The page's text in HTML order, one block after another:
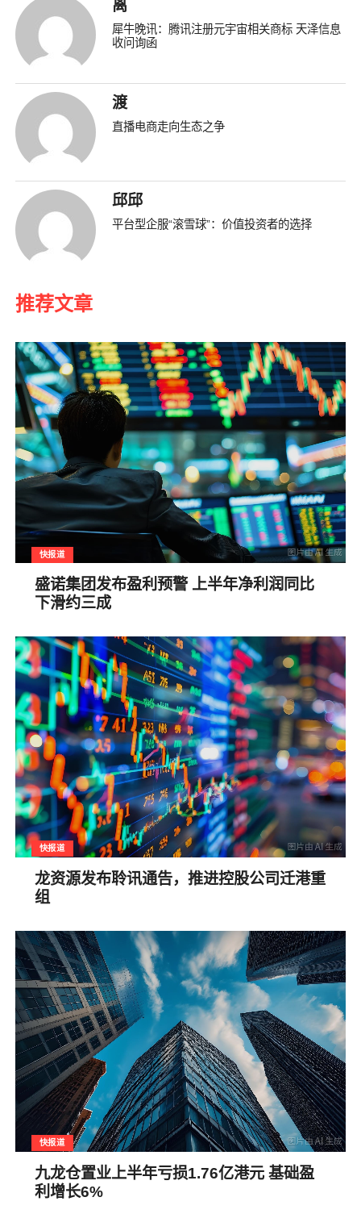
离
犀牛晚讯：腾讯注册元宇宙相关商标 天泽信息
收问询函
渡
直播电商走向生态之争
邱邱
平台型企服“滚雪球”：价值投资者的选择
推荐文章
快报道
盛诺集团发布盈利预警 上半年净利润同比
下滑约三成
快报道
龙资源发布聆讯通告，推进控股公司迁港重
组
快报道
九龙仓置业上半年亏损1.76亿港元 基础盈
利增长6%